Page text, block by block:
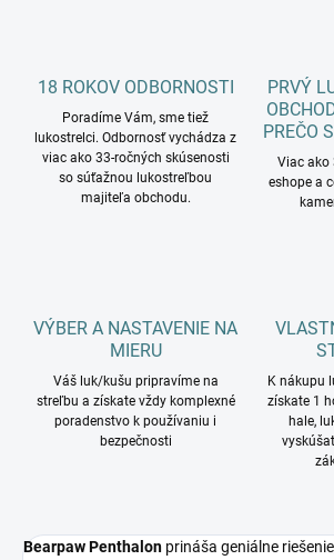
18 ROKOV ODBORNOSTI
Poradíme Vám, sme tiež
lukostrelci. Odbornosť vychádza z
viac ako 33-ročných skúsenosti
so súťažnou lukostreľbou
majiteľa obchodu.
PRVÝ
PREČO
Viac ako
eshope a
VÝBER A NASTAVENIE NA
MIERU
Váš luk/kušu pripravíme na
streľbu a získate vždy komplexné
poradenstvo k používaniu i
bezpečnosti
K nákupu
získate 1
hale,
Bearpaw Penthalon prináša geniálne